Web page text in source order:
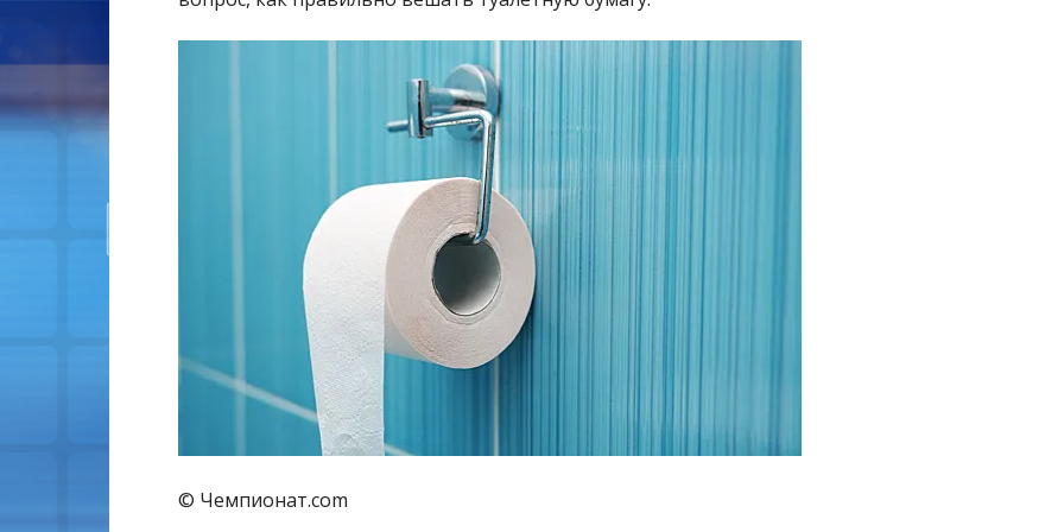
© Чемпионат.com